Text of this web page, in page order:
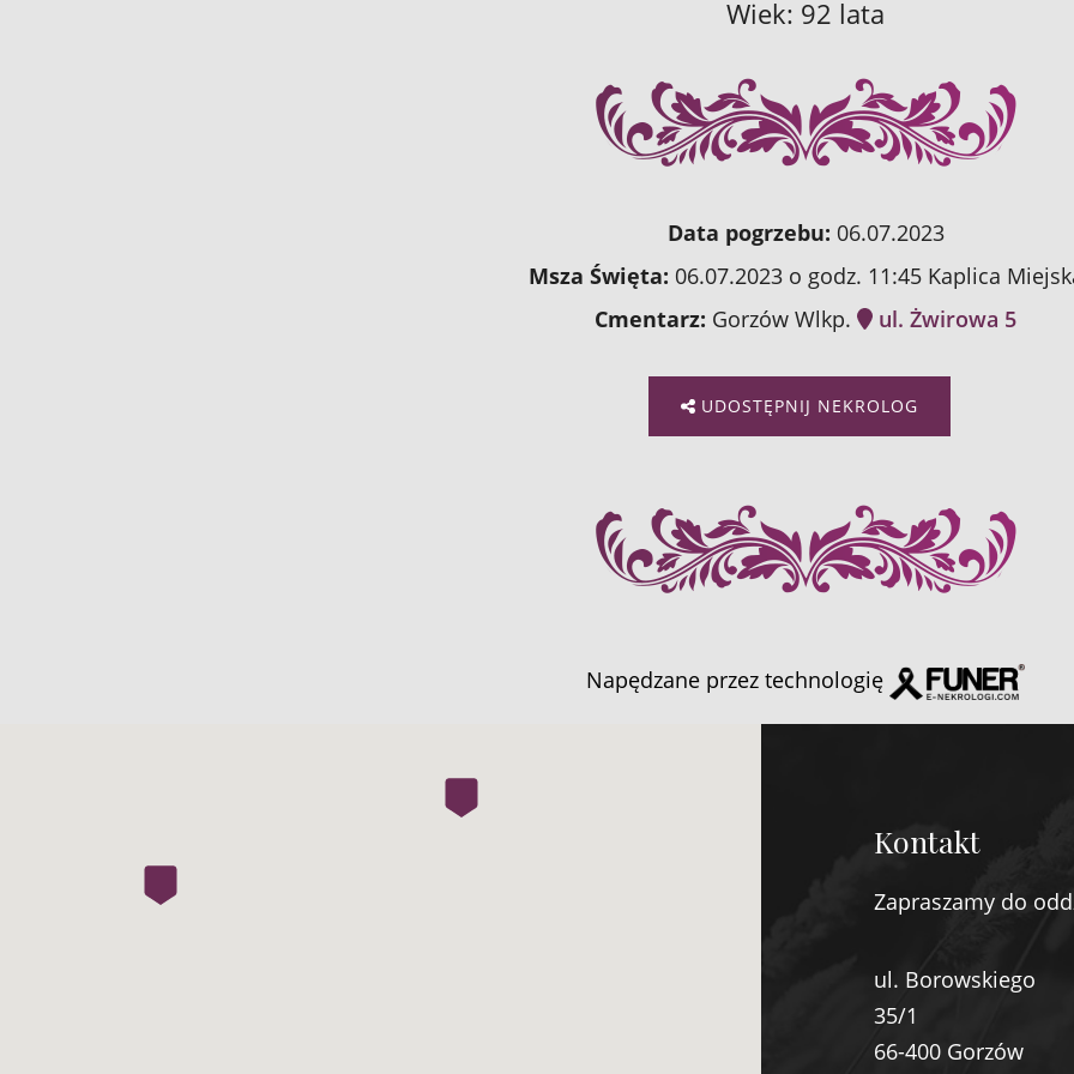
Wiek: 92 lata
Data pogrzebu: 06.07.2023
Msza Święta: 06.07.2023 o godz. 11:45 Kaplica
Cmentarz: Gorzów Wlkp. ul. Żwirowa 5
UDOSTĘPNIJ NEKROLOG
Napędzane przez technologię
Kontakt
Zapraszamy do
ul. Borowskiego
35/1
66-400 Gorzów